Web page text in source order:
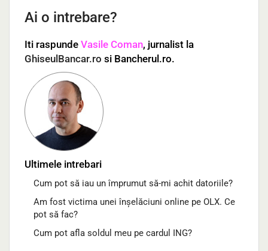
Ai o intrebare?
Iti raspunde Vasile Coman, jurnalist la
GhiseulBancar.ro si Bancherul.ro.
Ultimele intrebari
Cum pot să iau un împrumut să-mi achit datoriile?
Am fost victima unei înșelăciuni online pe OLX. Ce
pot să fac?
Cum pot afla soldul meu pe cardul ING?